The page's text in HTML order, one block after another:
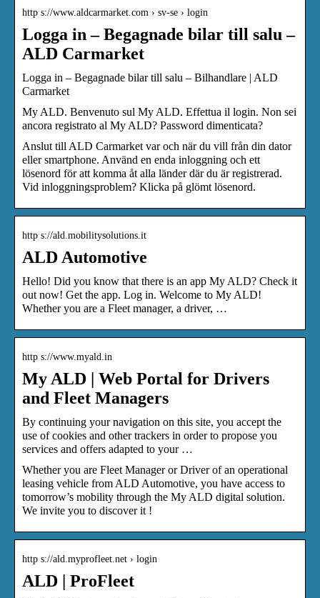
http s://www.aldcarmarket.com › sv-se › login
Logga in – Begagnade bilar till salu –
ALD Carmarket
Logga in – Begagnade bilar till salu – Bilhandlare | ALD
Carmarket
My ALD. Benvenuto sul My ALD. Effettua il login. Non sei
ancora registrato al My ALD? Password dimenticata?
Anslut till ALD Carmarket var och när du vill från din dator
eller smartphone. Använd en enda inloggning och ett
lösenord för att komma åt alla länder där du är registrerad.
Vid inloggningsproblem? Klicka på glömt lösenord.
http s://ald.mobilitysolutions.it
ALD Automotive
Hello! Did you know that there is an app My ALD? Check it
out now! Get the app. Log in. Welcome to My ALD!
Whether you are a Fleet manager, a driver, …
http s://www.myald.in
My ALD | Web Portal for Drivers
and Fleet Managers
By continuing your navigation on this site, you accept the
use of cookies and other trackers in order to propose you
services and offers adapted to your …
Whether you are Fleet Manager or Driver of an operational
leasing vehicle from ALD Automotive, you have access to
tomorrow’s mobility through the My ALD digital solution.
We invite you to discover it !
http s://ald.myprofleet.net › login
ALD | ProFleet